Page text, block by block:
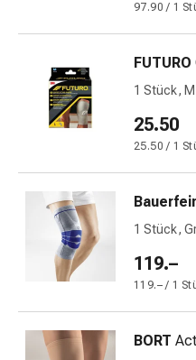
Übelkeit
Erbrechen
Verdauung,
Blähungen
Krämpfe
Medizinische
Hautpflege
Ekzeme
&
Juckreiz
97.90 / 1
FUTURO
1 Stück, M
25.50
25.50 / 1
1 Stück,
119.–
119.– / 1
BORT